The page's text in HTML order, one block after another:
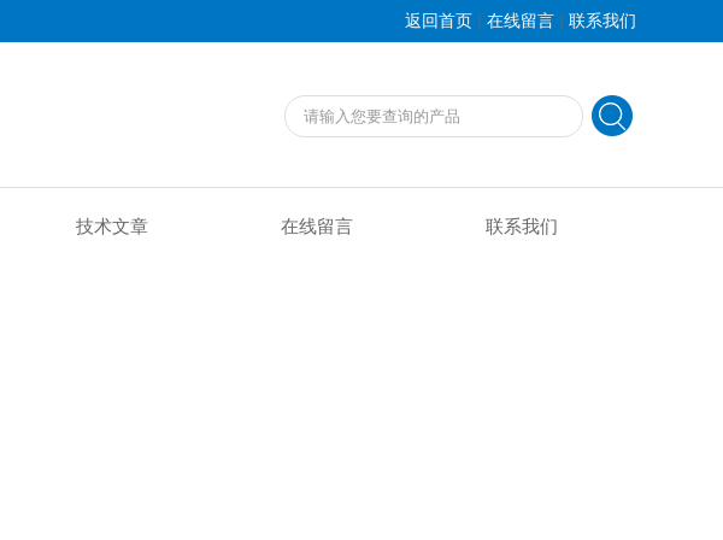
返回首页 | 在线留言 | 联系我们
技术文章 在线留言 联系我们